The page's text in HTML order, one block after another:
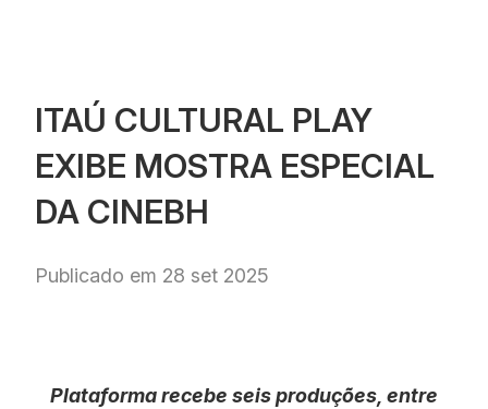
ITAÚ CULTURAL PLAY
EXIBE MOSTRA ESPECIAL
DA CINEBH
Publicado em 28 set 2025
Plataforma recebe seis produções, entre